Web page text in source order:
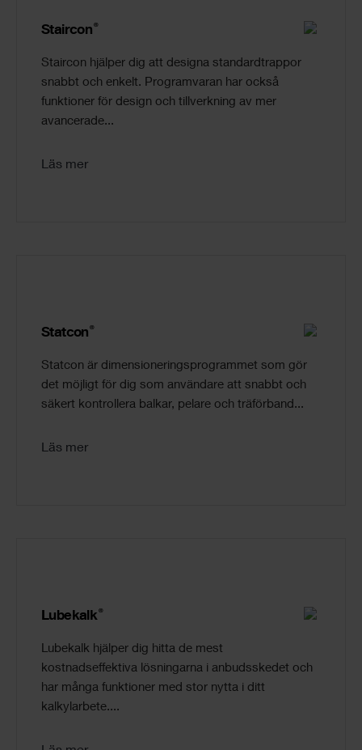
Staircon ®
Staircon hjälper dig att designa standardtrappor
snabbt och enkelt. Programvaran har också
funktioner för design och tillverkning av mer
avancerade...
Läs mer
Statcon ®
Statcon är dimensioneringsprogrammet som gör
det möjligt för dig som användare att snabbt och
säkert kontrollera balkar, pelare och träförband...
Läs mer
Lubekalk ®
Lubekalk hjälper dig hitta de mest
kostnadseffektiva lösningarna i anbudsskedet och
har många funktioner med stor nytta i ditt
kalkylarbete....